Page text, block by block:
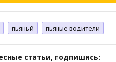
пьяный пьяные водители
статьи, подпишись: